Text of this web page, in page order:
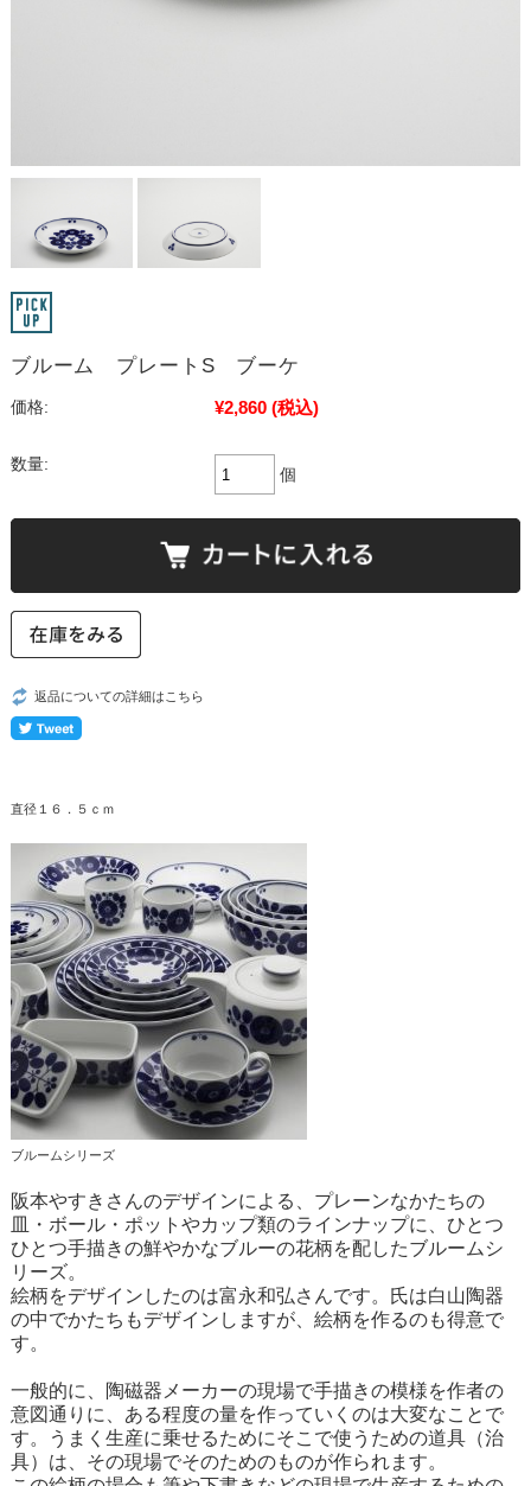
ブルーム プレートS ブーケ
価格: ¥2,860 (税込)
数量:
個
返品についての詳細はこちら
直径１６．５ｃｍ
ブルームシリーズ
阪本やすきさんのデザインによる、プレーンなかたちの
皿・ボール・ポットやカップ類のラインナップに、ひとつ
ひとつ手描きの鮮やかなブルーの花柄を配したブルームシ
リーズ。
絵柄をデザインしたのは富永和弘さんです。氏は白山陶器
の中でかたちもデザインしますが、絵柄を作るのも得意で
す。
一般的に、陶磁器メーカーの現場で手描きの模様を作者の
意図通りに、ある程度の量を作っていくのは大変なことで
す。うまく生産に乗せるためにそこで使うための道具（治
具）は、その現場でそのためのものが作られます。